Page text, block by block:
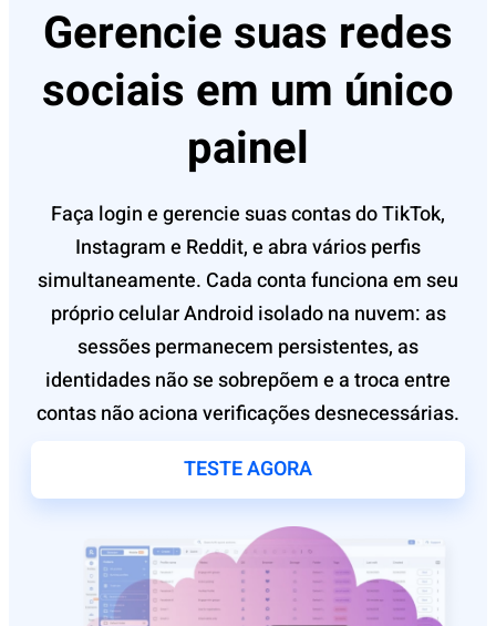
Gerencie suas redes
sociais em um único
painel
Faça login e gerencie suas contas do TikTok,
Instagram e Reddit, e abra vários perfis
simultaneamente. Cada conta funciona em seu
próprio celular Android isolado na nuvem: as
sessões permanecem persistentes, as
identidades não se sobrepõem e a troca entre
contas não aciona verificações desnecessárias.
TESTE AGORA